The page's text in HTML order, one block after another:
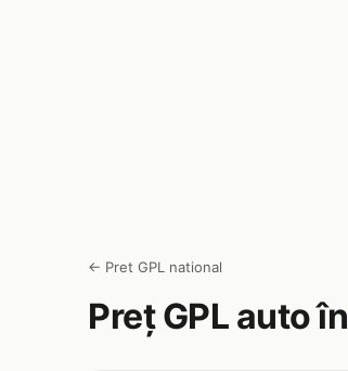
← Pret GPL national
Preț GPL auto în